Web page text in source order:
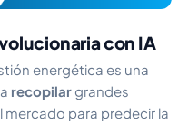
con IA
energética es una
recopilar grandes
para predecir la